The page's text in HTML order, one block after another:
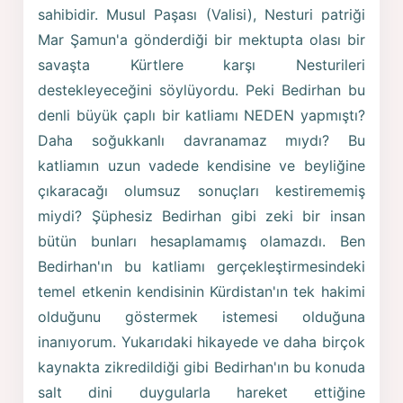
sahibidir. Musul Paşası (Valisi), Nesturi patriği
Mar Şamun'a gönderdiği bir mektupta olası bir
savaşta Kürtlere karşı Nesturileri
destekleyeceğini söylüyordu. Peki Bedirhan bu
denli büyük çaplı bir katliamı NEDEN yapmıştı?
Daha soğukkanlı davranamaz mıydı? Bu
katliamın uzun vadede kendisine ve beyliğine
çıkaracağı olumsuz sonuçları kestirememiş
miydi? Şüphesiz Bedirhan gibi zeki bir insan
bütün bunları hesaplamamış olamazdı. Ben
Bedirhan'ın bu katliamı gerçekleştirmesindeki
temel etkenin kendisinin Kürdistan'ın tek hakimi
olduğunu göstermek istemesi olduğuna
inanıyorum. Yukarıdaki hikayede ve daha birçok
kaynakta zikredildiği gibi Bedirhan'ın bu konuda
salt dini duygularla hareket ettiğine